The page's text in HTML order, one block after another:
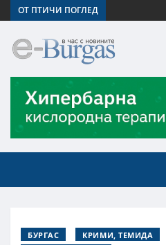
ОТ ПТИЧИ ПОГЛЕД
БУРГАС КРИМИ, ТЕМИДА